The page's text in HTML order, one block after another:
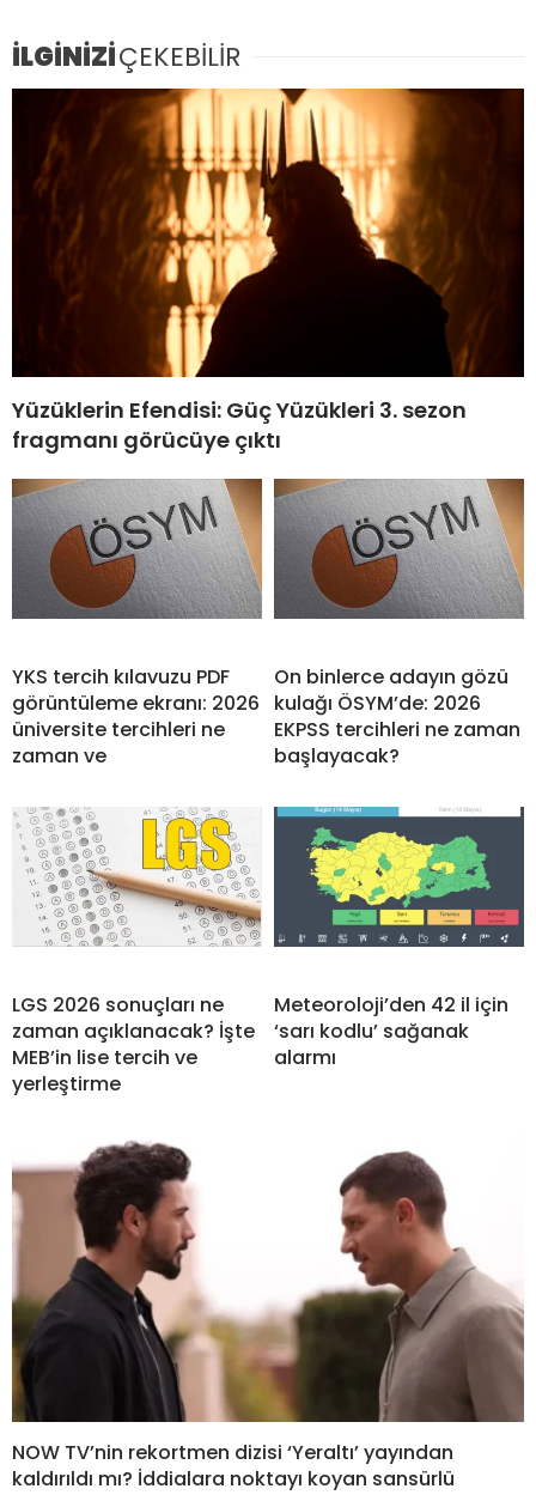
İLGİNİZİÇEKEBİLİR
Yüzüklerin Efendisi: Güç Yüzükleri 3. sezon
fragmanı görücüye çıktı
YKS tercih kılavuzu PDF
görüntüleme ekranı: 2026
üniversite tercihleri ne
zaman ve
On binlerce adayın gözü
kulağı ÖSYM’de: 2026
EKPSS tercihleri ne zaman
başlayacak?
LGS 2026 sonuçları ne
zaman açıklanacak? İşte
MEB’in lise tercih ve
yerleştirme
Meteoroloji’den 42 il için
‘sarı kodlu’ sağanak
alarmı
NOW TV’nin rekortmen dizisi ‘Yeraltı’ yayından
kaldırıldı mı? İddialara noktayı koyan sansürlü